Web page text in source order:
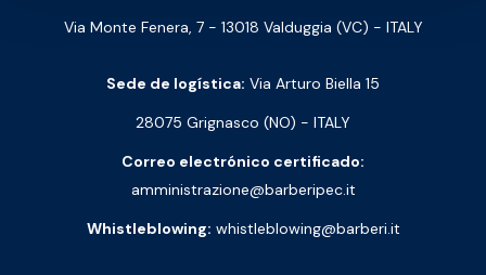
Via Monte Fenera, 7 - 13018 Valduggia (VC) - ITALY
Sede de logística: Via Arturo Biella 15
28075 Grignasco (NO) - ITALY
Correo electrónico certificado:
amministrazione@barberipec.it
Whistleblowing: whistleblowing@barberi.it